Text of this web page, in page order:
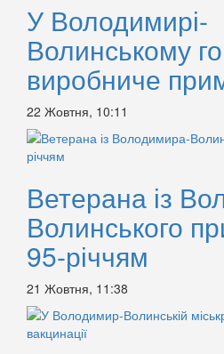
У Володимирі-
Волинському
виробниче
22 Жовтня, 10:11
Ветерана із
Волинського
95-річчям
21 Жовтня, 11:38